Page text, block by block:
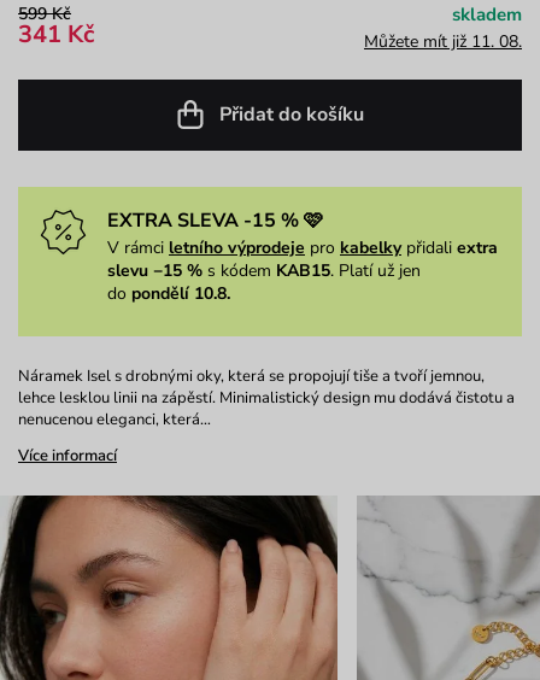
599 Kč
341 Kč
skladem
Můžete mít již 11. 08.
Přidat do košíku
EXTRA SLEVA -15 % 🩷
V rámci letního výprodeje pro kabelkypřidali extra
slevu −15 % s kódem KAB15. Platí už jen
do pondělí 10.8.
Náramek Isel s drobnými oky, která se propojují tiše a tvoří jemnou,
lehce lesklou linii na zápěstí. Minimalistický design mu dodává čistotu a
nenucenou eleganci, která…
Více informací